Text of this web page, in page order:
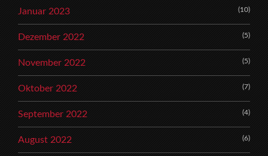
Januar 2023 (10)
Dezember 2022 (5)
November 2022 (5)
Oktober 2022 (7)
September 2022 (4)
August 2022 (6)